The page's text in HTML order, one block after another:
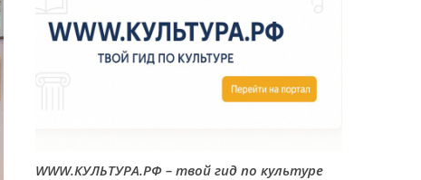
WWW.КУЛЬТУРА.РФ – твой гид по культуре